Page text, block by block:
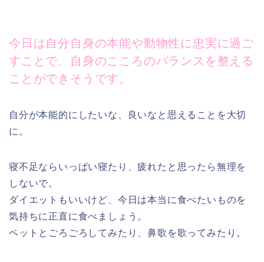
今日は自分自身の本能や動物性に忠実に過ご
すことで、自身のこころのバランスを整える
ことができそうです。
自分が本能的にしたいな、良いなと思えることを大切
に。
寝不足ならいっぱい寝たり、疲れたと思ったら無理を
しないで。
ダイエットもいいけど、今日は本当に食べたいものを
気持ちに正直に食べましょう。
ペットとごろごろしてみたり、鼻歌を歌ってみたり。